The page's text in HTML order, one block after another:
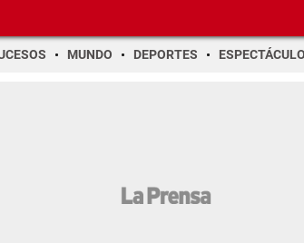
MUNDO DEPORTES